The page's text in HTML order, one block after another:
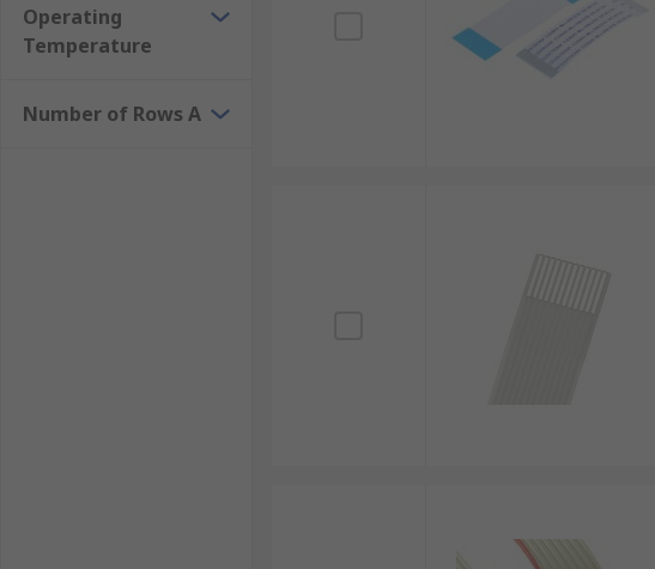
Operating
Temperature
Number of Rows A